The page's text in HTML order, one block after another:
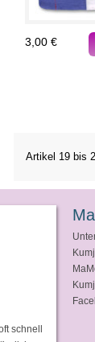
3,00 €
Artikel 19 bis
schnell